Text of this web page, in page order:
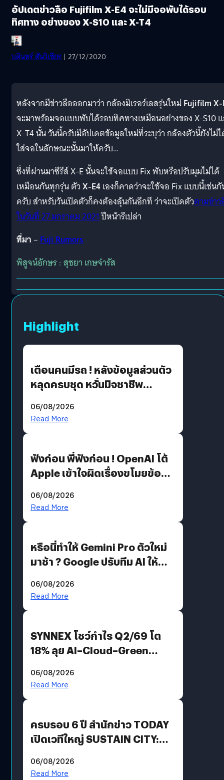
อัปเดตข่าวลือ Fujifilm X-E4 จะไม่มีจอพับได้รอบ
ทิศทาง อย่างของ X-S10 และ X-T4
บดินทร์ ตันวิเชียร | 27/12/2020
หลังจากมีข่าวลือออกมาว่า กล้องมิเรอร์เลสรุ่นใหม่ Fujifilm X-
จะมาพร้อมจอแบบพับได้รอบทิศทางเหมือนอย่างของ X-S10
X-T4 นั้น วันนี้ครับมีอัปเดตข้อมูลใหม่ที่ระบุว่า กล้องตัวนี้ยังไม่
ใส่จอในลักษณะนั้นมาให้ครับ…
ซึ่งที่ผ่านมาซีรีส์ X-E นั้นจะใช้จอแบบ Fix พับหรือปรับมุมไม่ได้
เหมือนกันทุกรุ่น ตัวX-E4เองก็คาดว่าจะใช้จอ Fix แบบนี้เช่น
ครับ สำหรับวันเปิดตัวก็คงต้องลุ้นกันอีกที ว่าจะเปิดตัวตามข่า
ในวันที่ 27 มกราคม 2021ปีหน้ารึเปล่า
ที่มา –Fuji Rumors
พิสูจน์อักษร : สุชยา เกษจำรัส
Highlight
เตือนคนมีรถ ! หลังข้อมูลส่วนตัว
หลุดครบชุด หวั่นมิจชาชีพ
รหัสผ่านหลุด ไม่ใช่แฮ็กเกอร์
06/08/2026
Read More
ฟังก่อน พี่ฟังก่อน ! OpenAI โต้
Apple เข้าใจผิดเรื่องขโมยข้อมูล
06/08/2026
Read More
หรือนี่ทำให้ Gemini Pro ตัวใหม่
มาช้า ? Google ปรับทีม AI ให้
AGI
06/08/2026
Read More
SYNNEX โชว์กำไร Q2/69 โต
18% ลุย AI–Cloud–Green
Revenue เร่งเครื่อง New
06/08/2026
Read More
ครบรอบ 6 ปี สำนักข่าว TODAY
เปิดเวทีใหญ่ SUSTAIN CITY:
แนวทางปรับตัวสู่เศรษฐกิจสี
06/08/2026
Read More